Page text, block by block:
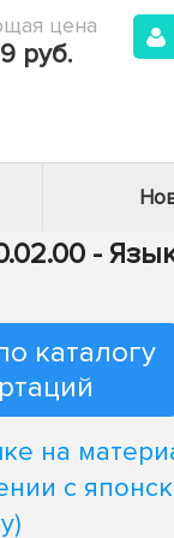
цена
руб.
-
каталогу
на
с